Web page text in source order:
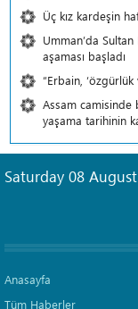
Üç kız kardeşin
Umman’da Sultan
aşaması başladı
“Erbain,
Assam camisinde
yaşama tarihinin
Saturday 08
Anasayfa
Tüm Haberler